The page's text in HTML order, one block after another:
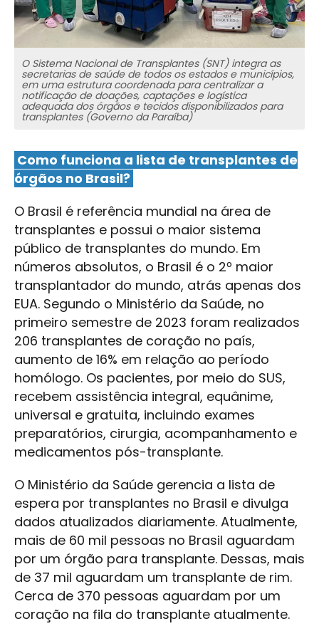
O Sistema Nacional de Transplantes (SNT) integra as
secretarias de saúde de todos os estados e municípios,
em uma estrutura coordenada para centralizar a
notificação de doações, captações e logística
adequada dos órgãos e tecidos disponibilizados para
transplantes (Governo da Paraíba)
Como funciona a lista de transplantes de
órgãos no Brasil?
O Brasil é referência mundial na área de
transplantes e possui o maior sistema
público de transplantes do mundo. Em
números absolutos, o Brasil é o 2º maior
transplantador do mundo, atrás apenas dos
EUA. Segundo o Ministério da Saúde, no
primeiro semestre de 2023 foram realizados
206 transplantes de coração no país,
aumento de 16% em relação ao período
homólogo. Os pacientes, por meio do SUS,
recebem assistência integral, equânime,
universal e gratuita, incluindo exames
preparatórios, cirurgia, acompanhamento e
medicamentos pós-transplante.
O Ministério da Saúde gerencia a lista de
espera por transplantes no Brasil e divulga
dados atualizados diariamente. Atualmente,
mais de 60 mil pessoas no Brasil aguardam
por um órgão para transplante. Dessas, mais
de 37 mil aguardam um transplante de rim.
Cerca de 370 pessoas aguardam por um
coração na fila do transplante atualmente.